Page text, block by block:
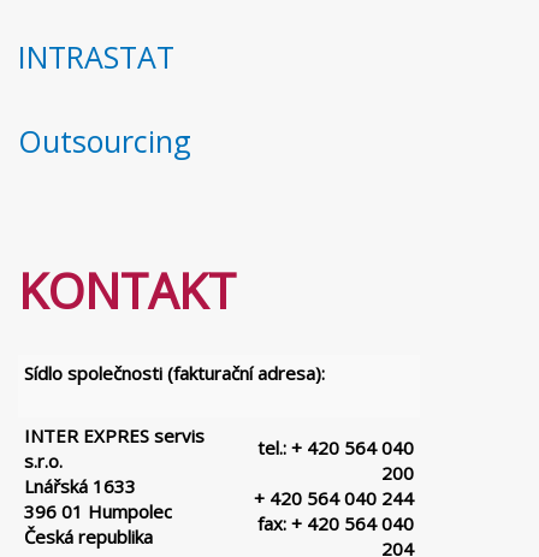
INTRASTAT
Outsourcing
KONTAKT
Sídlo společnosti (fakturační adresa):
INTER EXPRES servis
s.r.o.
Lnářská 1633
396 01 Humpolec
Česká republika
tel.: + 420 564 040
200
+ 420 564 040 244
fax: + 420 564 040
204